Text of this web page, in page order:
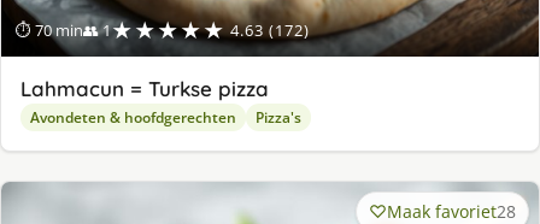
⏱ 70 min👥 1★★★★★ 4.63 (172)
Lahmacun = Turkse pizza
Avondeten & hoofdgerechten Pizza's
Maak favoriet28